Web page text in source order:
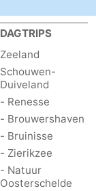
DAGTRIPS
Zeeland
Schouwen-
Duiveland
- Renesse
- Brouwershaven
- Bruinisse
- Zierikzee
- Natuur
Oosterschelde